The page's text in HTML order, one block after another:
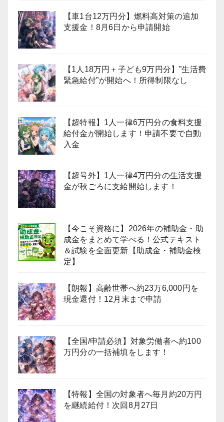
【車1台12万円分】燃料高対策の追加
支援金！8月6日から申請開始
【1人18万円＋子ども9万円分】”生活費
緊急給付”が開始へ！所得制限なし
【超特報】1人一律6万円分の食料支援
給付金が開始します！申請不要で自動
入金
【超号外】1人一律4万円分の生活支援
金が秋ごろに支給開始します！
【今こそ資格に】2026年の補助金・助
成金をまとめて学べる！公式テキスト
＆試験を全面更新【助成金・補助金検
定】
【朗報】高齢世帯へ約23万6,000円を
現金還付！12月末まで申請
【全国/申請必須】対象労働者へ約100
万円分の一括補填をします！
【特報】全国の対象者へ毎月約20万円
を継続給付！次回8月27日